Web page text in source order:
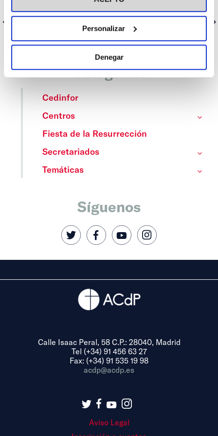
Personalizar
Denegar
Categorías
Cedinfor
Centros
Fiesta de la Resurrección
Secretariados
Temáticas
Síguenos
Calle Isaac Peral, 58 C.P.: 28040, Madrid
Tel (+34) 91 456 63 27
Fax: (+34) 91 535 19 98
acdp@acdp.es
Aviso Legal